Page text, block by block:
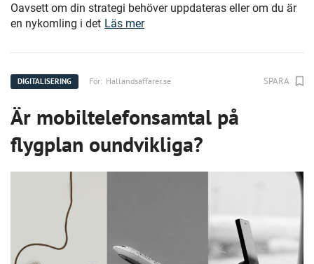
Oavsett om din strategi behöver uppdateras eller om du är
en nykomling i det Läs mer
DIGITALISERING För: Hallandsaffarer.se SPARA
Är mobiltelefonsamtal på
flygplan oundvikliga?